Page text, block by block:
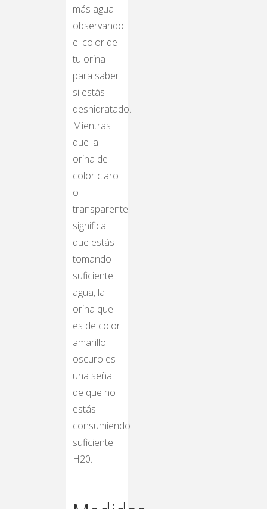
más agua
observando
el color de
tu orina
para saber
si estás
deshidratado.
Mientras
que la
orina de
color claro
o
transparente
significa
que estás
tomando
suficiente
agua, la
orina que
es de color
amarillo
oscuro es
una señal
de que no
estás
consumiendo
suficiente
H20.